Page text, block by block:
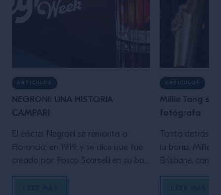
ARTICULOS
NEGRONI: UNA HISTORIA
CAMPARI
El cóctel Negroni se remonta a
Florencia, en 1919, y se dice que fue
creado por Fosco Scarselli en su bar,
el Café Casoni, después de que el
ARTICULOS
Millie Tang
fotógrafa
Tanto detrás
la barra, Millie
Brisbane,
para crear arte